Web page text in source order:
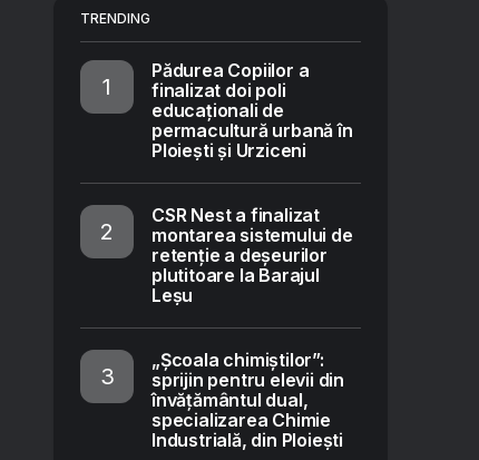
TRENDING
Pădurea Copiilor a
finalizat doi poli
educaționali de
permacultură urbană în
Ploiești și Urziceni
CSR Nest a finalizat
montarea sistemului de
retenție a deșeurilor
plutitoare la Barajul
Leșu
„Școala chimiștilor”:
sprijin pentru elevii din
învățământul dual,
specializarea Chimie
Industrială, din Ploiești